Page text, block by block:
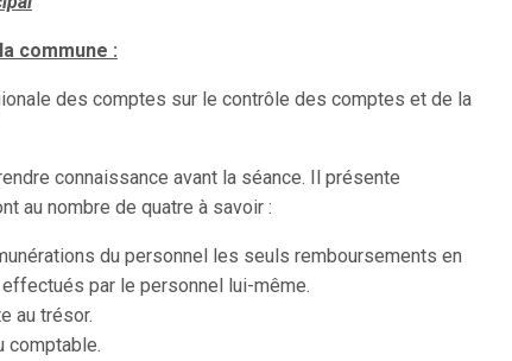
commune :
des comptes sur le contrôle des comptes et de la
connaissance avant la séance. Il présente
au nombre de quatre à savoir :
du personnel les seuls remboursements en
par le personnel lui-même.
au trésor.
comptable.